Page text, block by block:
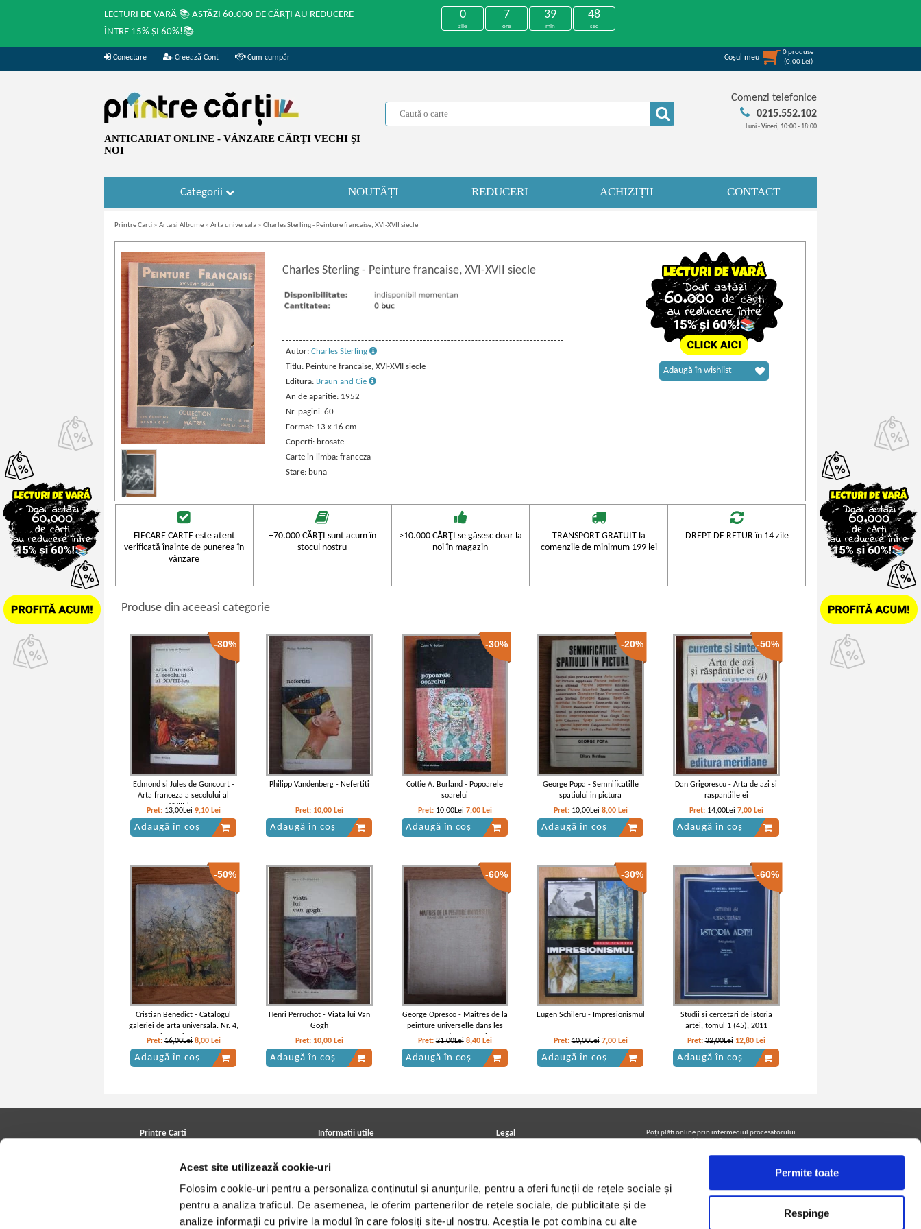
Acest site utilizează cookie-uri
Folosim cookie-uri pentru a personaliza conținutul și anunțurile, pentru a oferi funcții de rețele sociale și
pentru a analiza traficul. De asemenea, le oferim partenerilor de rețele sociale, de publicitate și de
analize informații cu privire la modul în care folosiți site-ul nostru. Aceștia le pot combina cu alte
Permite toate
Respinge
LECTURI DE VARĂ 📚 ASTĂZI 60.000 DE CĂRȚI AU REDUCERE
ÎNTRE 15% ȘI 60%!📚
0
zile
7
ore
39
min
48
sec
Conectare Creează Cont Cum cumpăr Coşul meu
0produse
(0,00 Lei)
ANTICARIAT ONLINE - VÂNZARE CĂRŢI VECHI ŞI
NOI
Comenzi telefonice
0215.552.102
Luni - Vineri, 10:00 - 18:00
Categorii NOUTĂȚI REDUCERI ACHIZIȚII CONTACT
Printre Carti » Arta si Albume » Arta universala » Charles Sterling - Peinture francaise, XVI-XVII siecle
Charles Sterling- Peinture francaise, XVI-XVII siecle
Autor: Charles Sterling
Titlu: Peinture francaise, XVI-XVII siecle
Editura: Braun and Cie
An de aparitie: 1952
Nr. pagini: 60
Format: 13 x 16 cm
Coperti: brosate
Carte in limba: franceza
Stare: buna
Adaugă în wishlist
FIECARE CARTE este atent
verificată înainte de punerea în
vânzare
+70.000 CĂRŢI sunt acum în
stocul nostru
>10.000 CĂRŢI se găsesc doar la
noi în magazin
TRANSPORT GRATUIT la
comenzile de minimum 199 lei
DREPT DE RETUR în 14 zile
Produse din aceeasi categorie
-30%
Edmond si Jules de Goncourt -
Arta franceza a secolului al
XVIII-lea
Pret: 13,00Lei 9,10 Lei
Adaugă în coș
Philipp Vandenberg - Nefertiti
Pret: 10,00 Lei
Adaugă în coș
-30%
Cottie A. Burland - Popoarele
soarelui
Pret:10,00Lei 7,00 Lei
Adaugă în coș
-20%
George Popa - Semnificatille
spatiului in pictura
Pret:10,00Lei 8,00 Lei
Adaugă în coș
-50%
Dan Grigorescu - Arta de azi si
raspantiile ei
Pret:14,00Lei 7,00 Lei
Adaugă în coș
-50%
Cristian Benedict - Catalogul
galeriei de arta universala. Nr. 4,
Pictura franceza
Pret: 16,00Lei 8,00 Lei
Adaugă în coș
Henri Perruchot - Viata lui Van
Gogh
Pret: 10,00 Lei
Adaugă în coș
-60%
George Opresco - Maitres de la
peinture universelle dans les
musees de Roumanie
Pret:21,00Lei 8,40 Lei
Adaugă în coș
-30%
Eugen Schileru - Impresionismul
Pret:10,00Lei 7,00 Lei
Adaugă în coș
-60%
Studii si cercetari de istoria
artei, tomul 1 (45), 2011
Pret:32,00Lei 12,80 Lei
Adaugă în coș
Printre Carti
Cele mai căutate cărți
Blog Printre Carti
Informatii utile
Achizitii viniluri, casete, CD/DVD
Cum cumpar?
Retur comenzi
Angajari - Cariere
Legal
Termeni si conditii
Poţi plăti online prin intermediul procesatorului
Netopia Payments
Urmăreşte-ne pe facebook pentru a fi la curent cu
promoţiile PrintreCarti.ro